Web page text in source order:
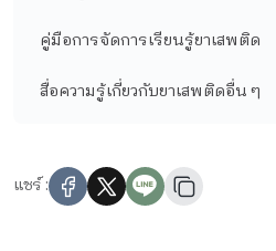
คู่มือการจัดการเรียนรู้ยาเสพติด
สื่อความรู้เกี่ยวกับยาเสพติดอื่น ๆ
แชร์ :